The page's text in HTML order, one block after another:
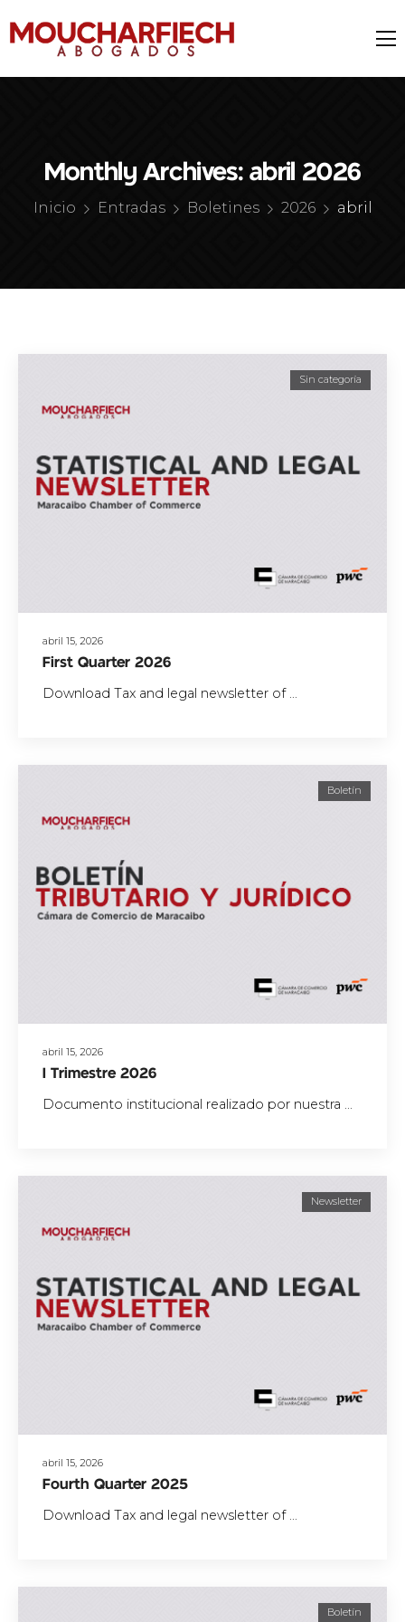
Monthly Archives: abril 2026
Inicio Entradas Boletines 2026 abril
abril 15, 2026
Sin categoría
First Quarter 2026
Download Tax and legal newsletter of ...
abril 15, 2026
Boletín
I Trimestre 2026
Documento institucional realizado por nuestra ...
abril 15, 2026
Newsletter
Fourth Quarter 2025
Download Tax and legal newsletter of ...
Boletín